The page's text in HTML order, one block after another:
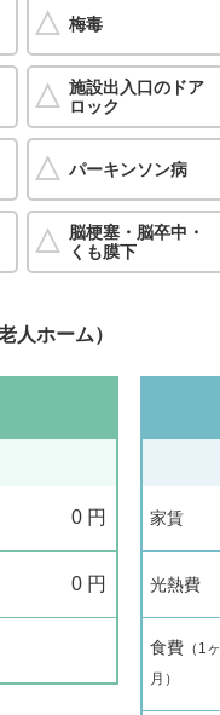
梅毒
施設出入口のドア
ロック
パーキンソン病
脳梗塞・脳卒中・
くも膜下
人ホーム）
0 円
0 円
家賃
光熱費
食費（1ヶ
月）